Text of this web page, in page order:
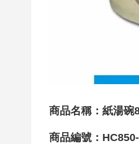
商品名稱：紙湯碗
商品編號：